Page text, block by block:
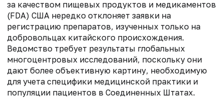
за качеством пищевых продуктов и медикаментов
(FDA) США нередко отклоняет заявки на
регистрацию препаратов, изученных только на
добровольцах китайского происхождения.
Ведомство требует результаты глобальных
многоцентровых исследований, поскольку они
дают более объективную картину, необходимую
для учета специфики медицинской практики и
популяции пациентов в Соединенных Штатах.